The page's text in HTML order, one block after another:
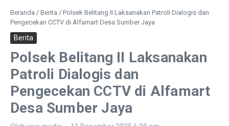
Beranda / Berita / Polsek Belitang II Laksanakan Patroli Dialogis dan
Pengecekan CCTV di Alfamart Desa Sumber Jaya
Berita
Polsek Belitang II Laksanakan
Patroli Dialogis dan
Pengecekan CCTV di Alfamart
Desa Sumber Jaya